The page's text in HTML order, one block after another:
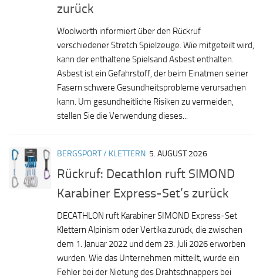
zurück
Woolworth informiert über den Rückruf
verschiedener Stretch Spielzeuge. Wie mitgeteilt wird,
kann der enthaltene Spielsand Asbest enthalten.
Asbest ist ein Gefahrstoff, der beim Einatmen seiner
Fasern schwere Gesundheitsprobleme verursachen
kann. Um gesundheitliche Risiken zu vermeiden,
stellen Sie die Verwendung dieses...
BERGSPORT / KLETTERN 5. AUGUST 2026
Rückruf: Decathlon ruft SIMOND
Karabiner Express-Set’s zurück
DECATHLON ruft Karabiner SIMOND Express-Set
Klettern Alpinism oder Vertika zurück, die zwischen
dem 1. Januar 2022 und dem 23. Juli 2026 erworben
wurden. Wie das Unternehmen mitteilt, wurde ein
Fehler bei der Nietung des Drahtschnappers bei